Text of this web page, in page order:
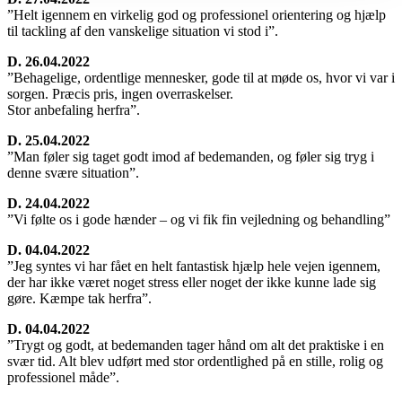
”Helt igennem en virkelig god og professionel orientering og hjælp
til tackling af den vanskelige situation vi stod i”.
D. 26.04.2022
”Behagelige, ordentlige mennesker, gode til at møde os, hvor vi var i
sorgen. Præcis pris, ingen overraskelser.
Stor anbefaling herfra”.
D. 25.04.2022
”Man føler sig taget godt imod af bedemanden, og føler sig tryg i
denne svære situation”.
D. 24.04.2022
”Vi følte os i gode hænder – og vi fik fin vejledning og behandling”
D. 04.04.2022
”Jeg syntes vi har fået en helt fantastisk hjælp hele vejen igennem,
der har ikke været noget stress eller noget der ikke kunne lade sig
gøre. Kæmpe tak herfra”.
D. 04.04.2022
”Trygt og godt, at bedemanden tager hånd om alt det praktiske i en
svær tid. Alt blev udført med stor ordentlighed på en stille, rolig og
professionel måde”.